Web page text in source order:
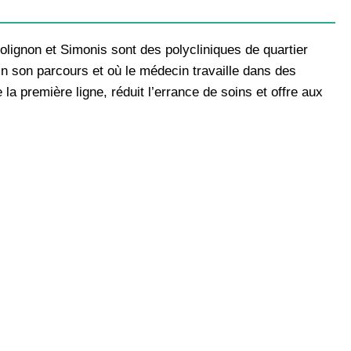
et Simonis sont des polycliniques de quartier
son parcours et où le médecin travaille dans des
première ligne, réduit l’errance de soins et offre aux